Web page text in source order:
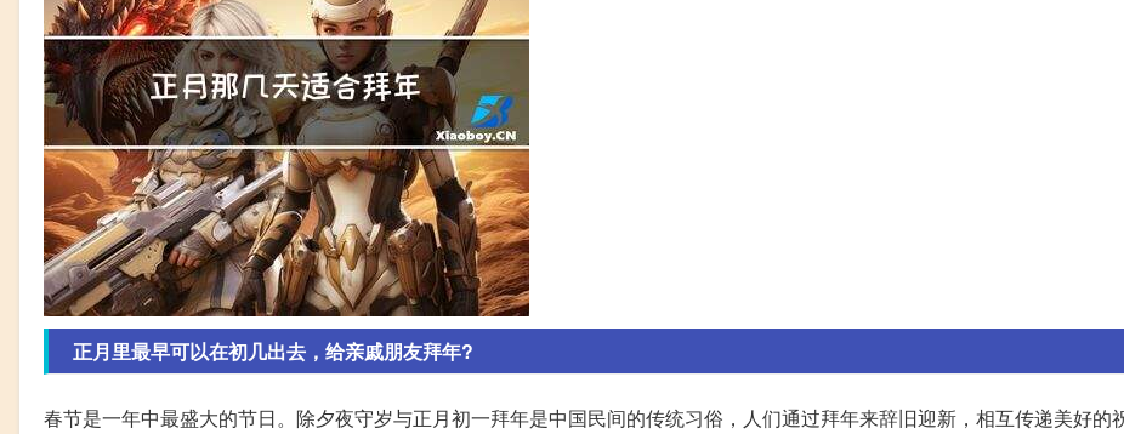
正月里最早可以在初几出去，给亲戚朋友拜年?
春节是一年中最盛大的节日。除夕夜守岁与正月初一拜年是中国民间的传统习俗，人们通过拜年来辞旧迎新，相互传递美好的